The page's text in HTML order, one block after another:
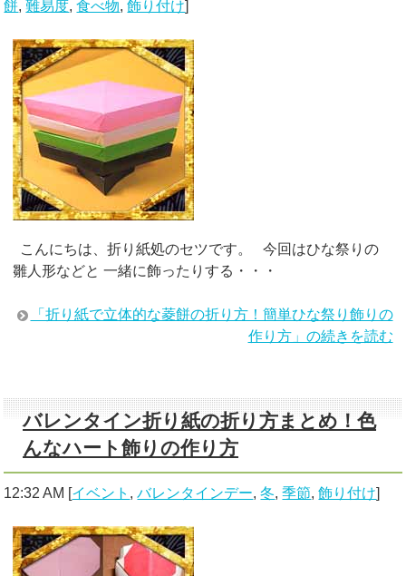
餅,難易度,食べ物,飾り付け]
こんにちは、折り紙処のセツです。 今回はひな祭りの
雛人形などと 一緒に飾ったりする・・・
「折り紙で立体的な菱餅の折り方！簡単ひな祭り飾りの
作り方」の続きを読む
バレンタイン折り紙の折り方まとめ！色
んなハート飾りの作り方
12:32 AM [イベント ,バレンタインデー,冬,季節,飾り付け]